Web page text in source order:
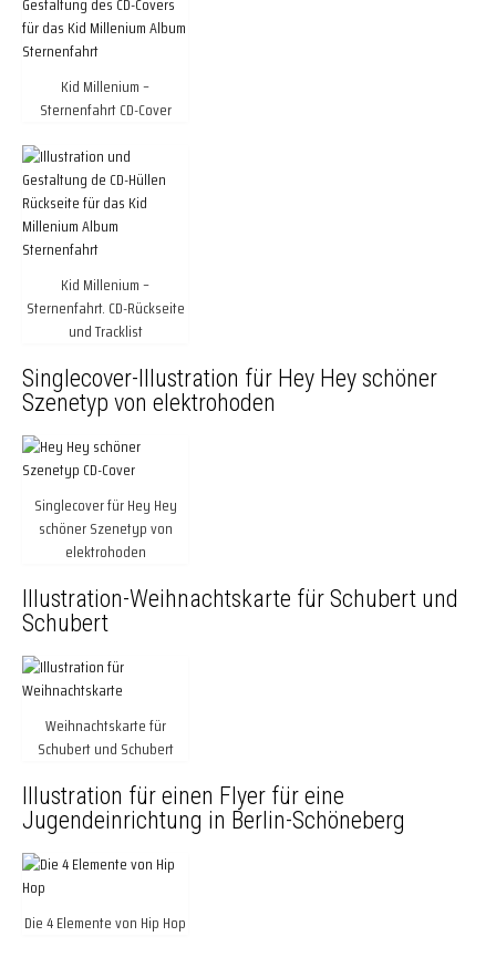
Kid Millenium –
Sternenfahrt CD-Cover
Kid Millenium –
Sternenfahrt. CD-Rückseite
und Tracklist
Singlecover-Illustration für Hey Hey schöner
Szenetyp von elektrohoden
Singlecover für Hey Hey
schöner Szenetyp von
elektrohoden
Illustration-Weihnachtskarte für Schubert und
Schubert
Weihnachtskarte für
Schubert und Schubert
Illustration für einen Flyer für eine
Jugendeinrichtung in Berlin-Schöneberg
Die 4 Elemente von Hip Hop